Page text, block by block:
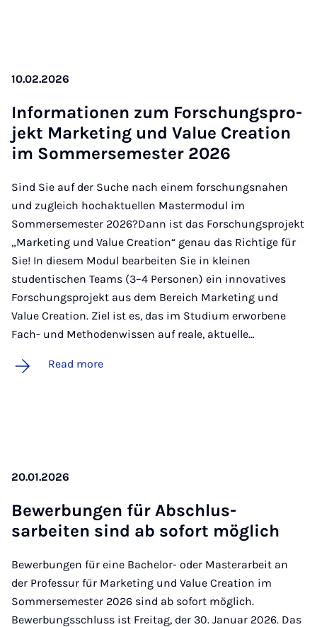
10.02.2026
In­form­a­tion­en zum Forschung­s­pro­
jekt Mar­ket­ing und Value Cre­ation
im Som­mersemester 2026
Sind Sie auf der Suche nach einem forschungsnahen
und zugleich hochaktuellen Mastermodul im
Sommersemester 2026?Dann ist das Forschungsprojekt
„Marketing und Value Creation“ genau das Richtige für
Sie! In diesem Modul bearbeiten Sie in kleinen
studentischen Teams (3–4 Personen) ein innovatives
Forschungsprojekt aus dem Bereich Marketing und
Value Creation. Ziel ist es, das im Studium erworbene
Fach- und Methodenwissen auf reale, aktuelle…
Read more
20.01.2026
Be­w­er­bun­gen für Ab­schlus­
sarbeiten sind ab so­fort mög­lich
Bewerbungen für eine Bachelor- oder Masterarbeit an
der Professur für Marketing und Value Creation im
Sommersemester 2026 sind ab sofort möglich.
Bewerbungsschluss ist Freitag, der 30. Januar 2026. Das